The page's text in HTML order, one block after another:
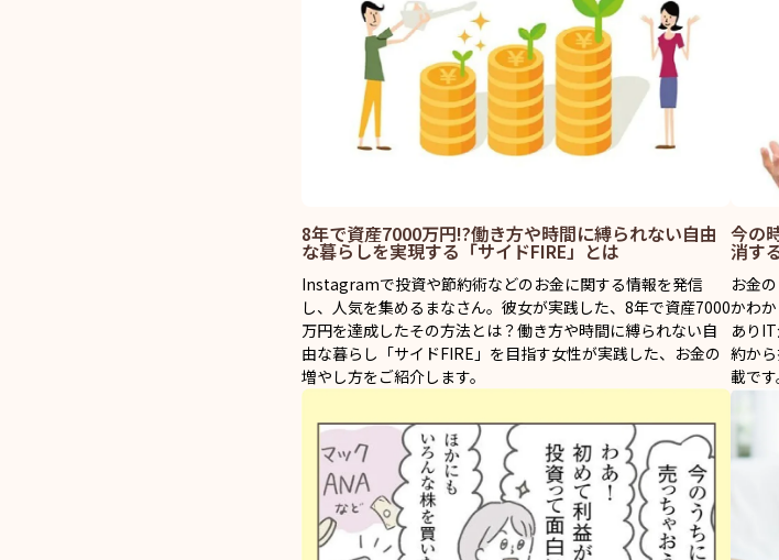
8年で資産7000万円!?働き方や時間に縛られない自由
な暮らしを実現する「サイドFIRE」とは
Instagramで投資や節約術などのお金に関する情報を発信
し、人気を集めるまなさん。彼女が実践した、8年で資産7000
万円を達成したその方法とは？働き方や時間に縛られない自
由な暮らし「サイドFIRE」を目指す女性が実践した、お金の
増やし方をご紹介します。
今の
消す
お金
かわ
あり
約か
載です